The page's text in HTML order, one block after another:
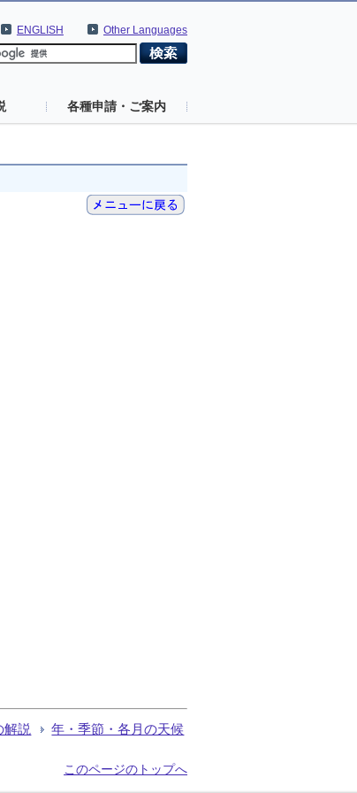
Other Languages
ENGLISH
各種申請・ご案内
解説 年・季節・各月の天候
このページのトップへ